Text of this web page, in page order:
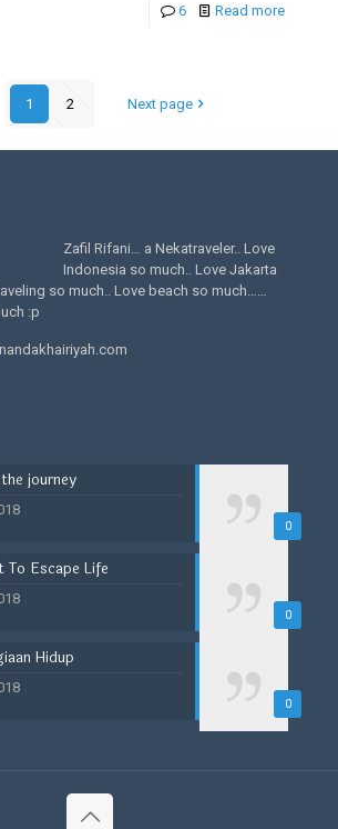
6 Read more
1 2 Next page
Zafil Rifani… a Nekatraveler.. Love
Indonesia so much.. Love Jakarta
so much.. Love beach so much……
:p
0
journey
0
To Escape Life
0
Hidup